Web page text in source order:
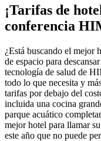
¡Tarifas de
conferencia
¿Está buscando el mejor
de espacio para
tecnología de salud de
todo lo que necesita y
tarifas por debajo del
incluida una cocina
parque acuático
mejor hotel para llamar
este año que no puede